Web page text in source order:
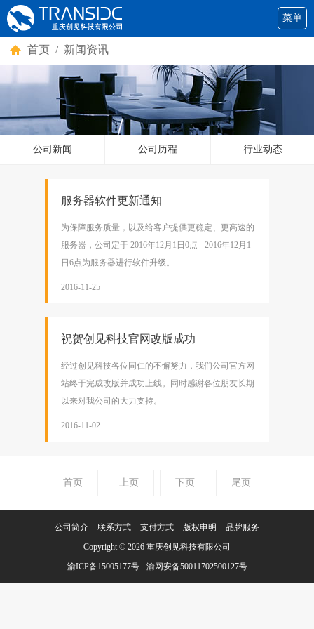
菜单
首页 / 新闻资讯
公司新闻 公司历程 行业动态
服务器软件更新通知
为保障服务质量，以及给客户提供更稳定、更高速的
服务器，公司定于 2016年12月1日0点 - 2016年12月1
日6点为服务器进行软件升级。
2016-11-25
祝贺创见科技官网改版成功
经过创见科技各位同仁的不懈努力，我们公司官方网
站终于完成改版并成功上线。同时感谢各位朋友长期
以来对我公司的大力支持。
2016-11-02
首页 上页 下页 尾页
公司简介 联系方式 支付方式 版权申明
品牌服务
Copyright © 2026 重庆创见科技有限公司
渝ICP备15005177号
渝网安备50011702500127号